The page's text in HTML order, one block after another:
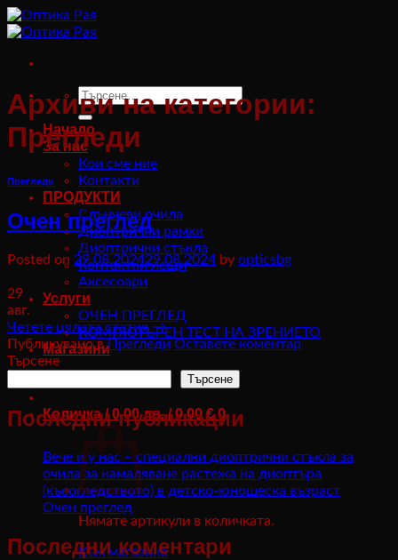
Към
съдържанието
Търсене
за:
Начало
За нас
Кои сме ние
Контакти
ПРОДУКТИ
Слънчеви очила
Диоптрични рамки
Диоптрични стъкла
Контактни лещи
Аксесоари
Услуги
ОЧЕН ПРЕГЛЕД
КОМПЮТЪРЕН ТЕСТ НА ЗРЕНИЕТО
Магазини
Количка /0,00лв. / 0.00 € 0
Нямате артикули в количката.
Към магазина
Архиви на категории:
Прегледи
Прегледи
Очен преглед
Posted on 29.08.202429.08.2024 by opticsbg
29
авг.
Четете цялата статия →
Публикувано вПрегледи Оставете коментар
Търсене
Търсене
Последни публикации
Вече и у нас – специални диоптрични стъкла за
очила за намаляване растежа на диоптъра
(късогледството) в детско-юношеска възраст
Очен преглед
Последни коментари